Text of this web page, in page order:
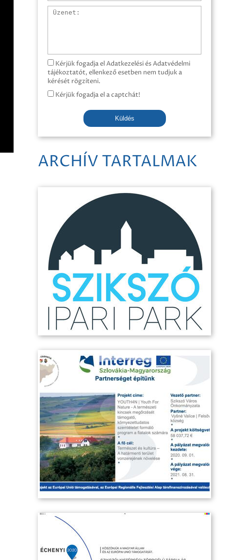
Üzenet
Kérjük fogadja el Adatkezelési és Adatvédelmi
tájékoztatót, ellenkező esetben nem tudjuk a
kérését rögzíteni.
Kérjük fogadja el a captchát!
Küldés
ARCHÍV TARTALMAK